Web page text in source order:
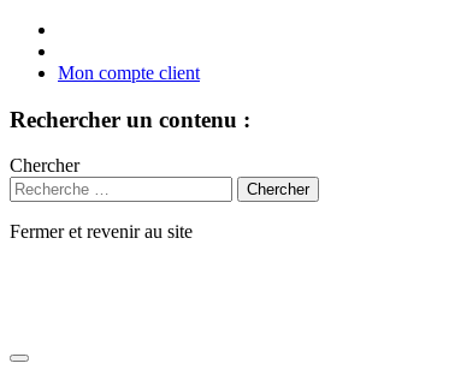
Mon compte client
Rechercher un contenu :
Chercher
Fermer et revenir au site